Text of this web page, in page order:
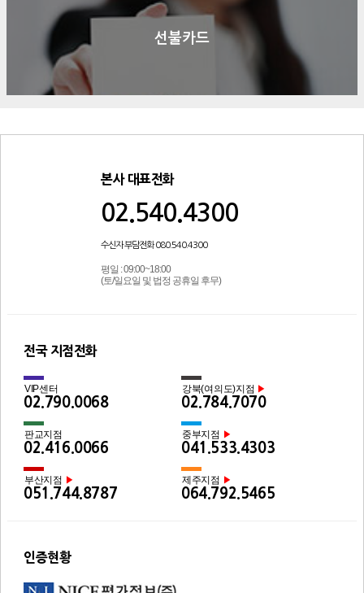
선불카드
본사 대표전화
02.540.4300
수신자 부담전화 080.540.4300
평일 : 09:00~18:00
(토/일요일 및 법정 공휴일 후무)
전국 지점전화
VIP센터
02.790.0068
강북(여의도)지점 ▶
02.784.7070
판교지점
02.416.0066
중부지점 ▶
041.533.4303
부산지점 ▶
051.744.8787
제주지점 ▶
064.792.5465
인증현황